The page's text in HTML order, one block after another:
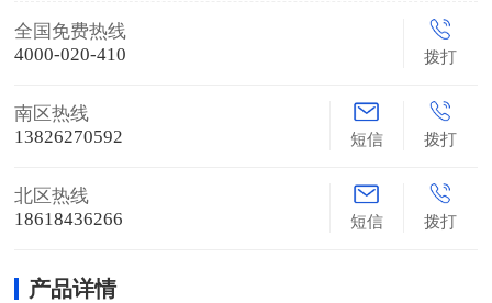
全国免费热线
4000-020-410
拨打
南区热线
13826270592
短信 拨打
北区热线
18618436266
短信 拨打
产品详情